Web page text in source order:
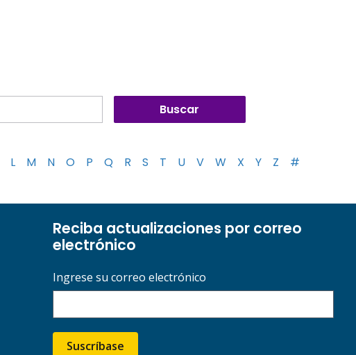
L M N O P Q R S T U V W X Y Z #
Reciba actualizaciones por correo
electrónico
Ingrese su correo electrónico
Suscríbase